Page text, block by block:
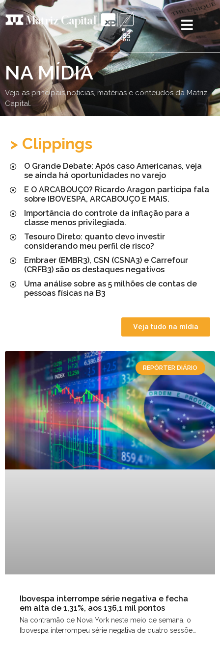
NA MÍDIA
Veja as principais noticias, matérias e conteúdos da Matriz
Capital.
> Clippings
O Grande Debate: Após caso Americanas, veja
se ainda há oportunidades no varejo
E O ARCABOUÇO? Ricardo Aragon participa fala
sobre IBOVESPA, ARCABOUÇO E MAIS.
Importância do controle da inflação para a
classe menos privilegiada.
Tesouro Direto: quanto devo investir
considerando meu perfil de risco?
Embraer (EMBR3), CSN (CSNA3) e Carrefour
(CRFB3) são os destaques negativos
Uma análise sobre as 5 milhões de contas de
pessoas físicas na B3
Veja tudo na mídia
REPÓRTER DIÁRIO
Ibovespa interrompe série negativa e fecha
em alta de 1,31%, aos 136,1 mil pontos
Na contramão de Nova York neste meio de semana, o
Ibovespa interrompeu série negativa de quatro sessões